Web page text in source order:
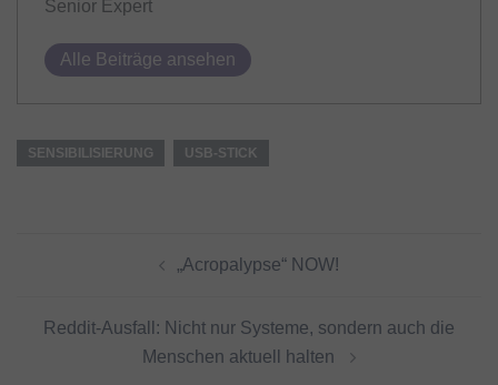
Senior Expert
Alle Beiträge ansehen
SENSIBILISIERUNG USB-STICK
„Acropalypse“ NOW!
Reddit-Ausfall: Nicht nur Systeme, sondern auch die
Menschen aktuell halten